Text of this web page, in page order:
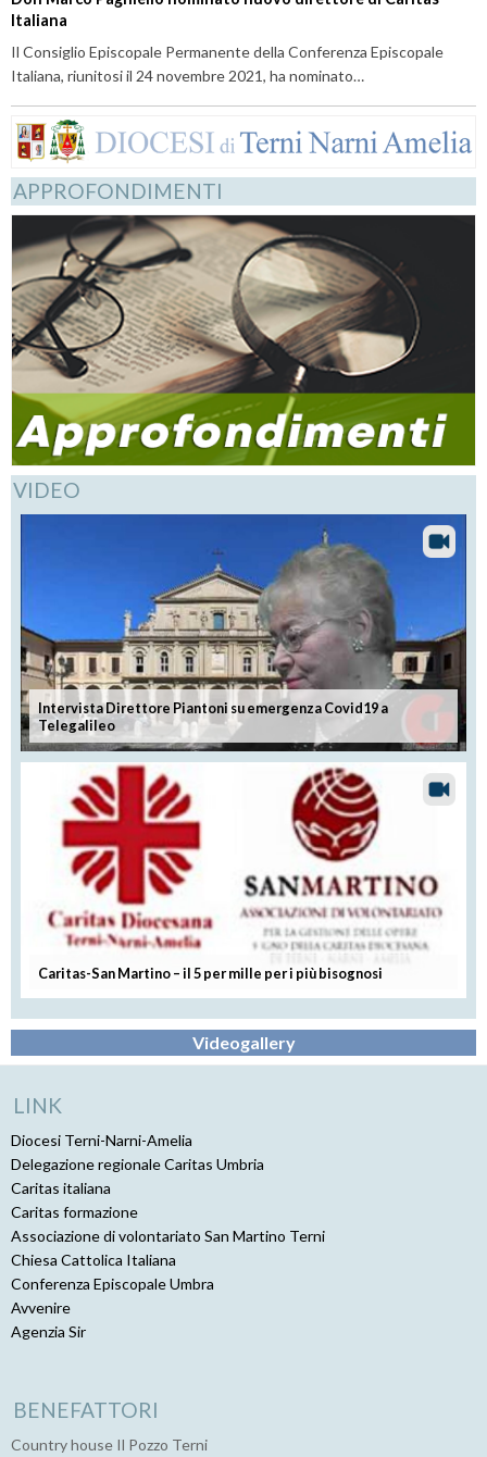
Italiana
Il Consiglio Episcopale Permanente della Conferenza Episcopale
Italiana, riunitosi il 24 novembre 2021, ha nominato…
APPROFONDIMENTI
VIDEO
Intervista Direttore Piantoni su emergenza Covid19 a
Telegalileo
Caritas-San Martino – il 5 per mille per i più bisognosi
Videogallery
LINK
Diocesi Terni-Narni-Amelia
Delegazione regionale Caritas Umbria
Caritas italiana
Caritas formazione
Associazione di volontariato San Martino Terni
Chiesa Cattolica Italiana
Conferenza Episcopale Umbra
Avvenire
Agenzia Sir
BENEFATTORI
Country house Il Pozzo Terni